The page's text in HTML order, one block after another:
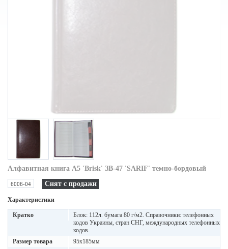
Алфавитная книга A5 'Brisk' ЗВ-47 'SARIF' темно-бордовый
6006-04 Снят с продажи
Характеристики
Кратко
Блок: 112л. бумага 80 г/м2. Справочники: телефонных
кодов Украины, стран СНГ, международных телефонных
кодов.
Размер товара
95х185мм